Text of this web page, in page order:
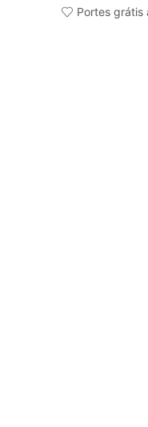
Portes grátis